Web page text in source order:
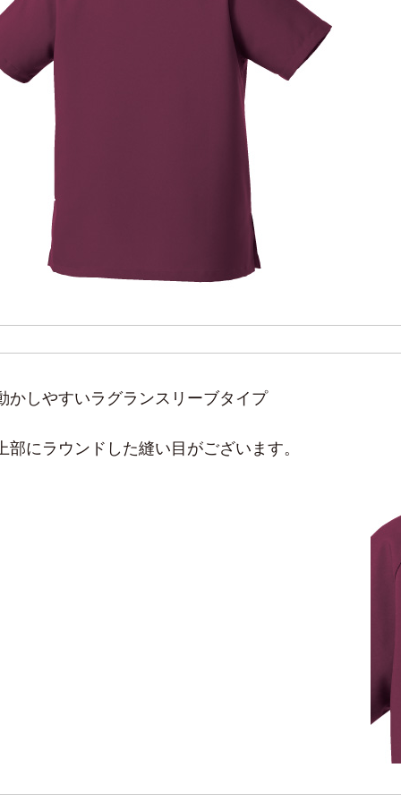
かしやすいラグランスリーブタイプ
部にラウンドした縫い目がございます。